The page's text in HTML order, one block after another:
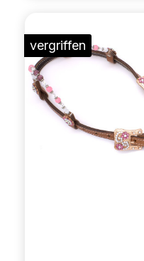
vergriffen